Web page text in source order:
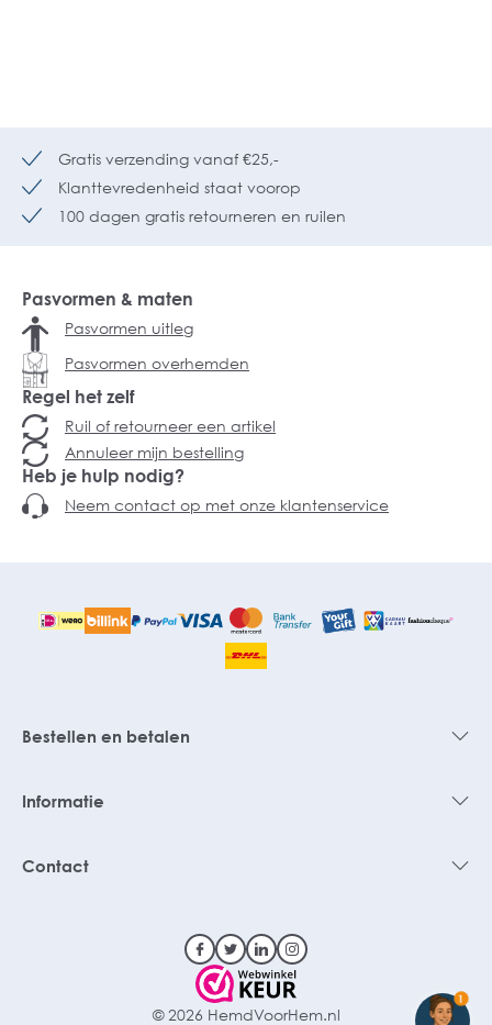
Gratis verzending vanaf €25,-
Klanttevredenheid staat voorop
100 dagen gratis retourneren en ruilen
Pasvormen & maten
Pasvormen uitleg
Pasvormen overhemden
Regel het zelf
Ruil of retourneer een artikel
Annuleer mijn bestelling
Heb je hulp nodig?
Neem contact op met onze klantenservice
Bestellen en betalen
Informatie
Contact
© 2026 HemdVoorHem.nl
1